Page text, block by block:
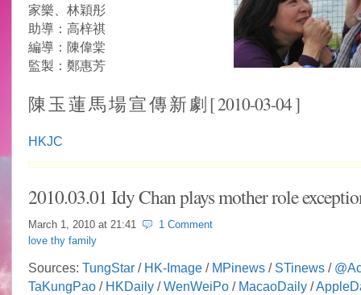
家樂、林穎彤
助導：高梓祺
編導：陳偉棠
監製：鄭惠芳
陳 玉 蓮 馬 場 宣 傳 新 劇 [ 2010-03-04 ]
HKJC
2010.03.01 Idy Chan plays mother role
March 1, 2010 at 21:41
1 Comment
love thy family
Sources: TungStar/ HK-Image/ MPinews/ STinews/
TaKungPao/ HKDaily/WenWeiPo/ MacaoDaily/